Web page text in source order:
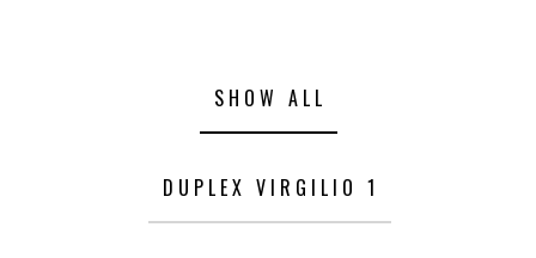
SHOW ALL
DUPLEX VIRGILIO 1